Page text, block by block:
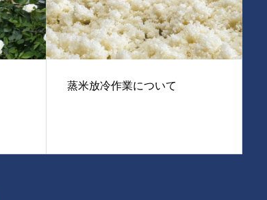
蒸米放冷作業について